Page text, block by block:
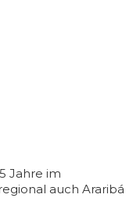
Jahre im
auch Araribá